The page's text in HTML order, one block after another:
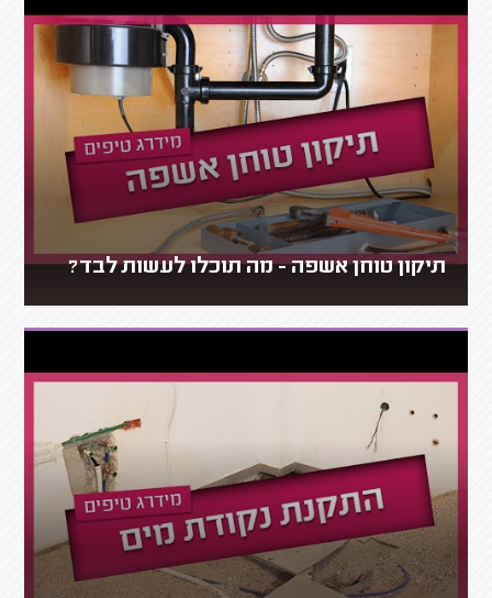
תיקון טוחן אשפה - מה תוכלו לעשות לבד?